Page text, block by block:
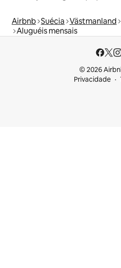
Airbnb Suécia Västmanland
Aluguéis mensais
© 2026
Privacidade